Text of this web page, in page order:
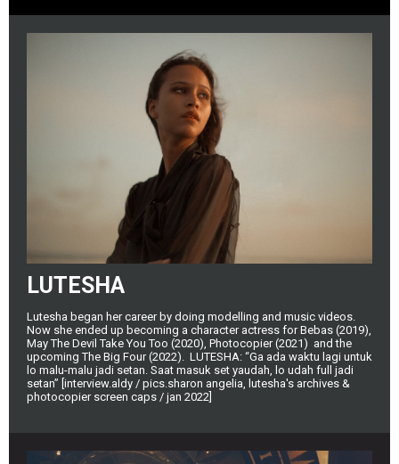
LUTESHA
Lutesha began her career by doing modelling and music videos.
Now she ended up becoming a character actress for Bebas (2019),
May The Devil Take You Too (2020), Photocopier (2021) and the
upcoming The Big Four (2022). LUTESHA: “Ga ada waktu lagi untuk
lo malu-malu jadi setan. Saat masuk set yaudah, lo udah full jadi
setan” [interview.aldy / pics.sharon angelia, lutesha's archives &
photocopier screen caps / jan 2022]